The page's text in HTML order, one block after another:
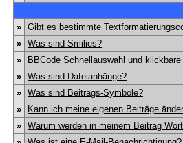
» Gibt es bestimmte
» Was sind Smilies?
»
BBCode Schnellauswahl und
» Was sind Dateianhänge?
» Was sind Beitrags-Symbole?
»
Kann ich meine eigenen Beiträge
» Warum werden in meinem Beitrag